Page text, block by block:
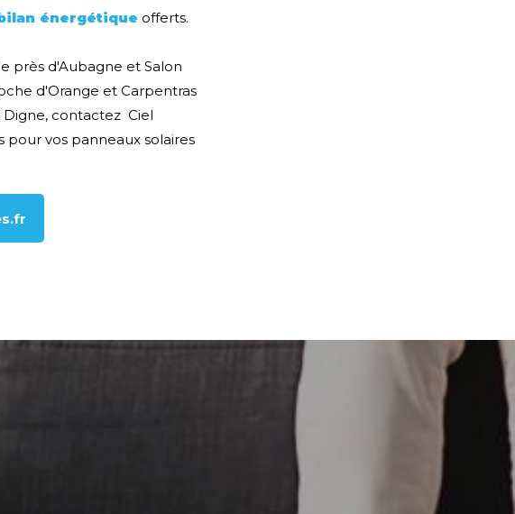
énergétique offerts.
près d'Aubagne et Salon
d'Orange et Carpentras
contactez Ciel
vos panneaux solaires